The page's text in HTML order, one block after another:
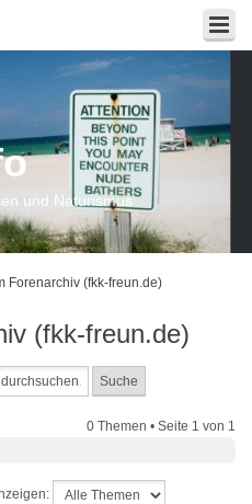
und Naturismus
Forenarchiv (fkk-freun.de)
(fkk-freun.de)
0 Themen • Seite 1 von 1